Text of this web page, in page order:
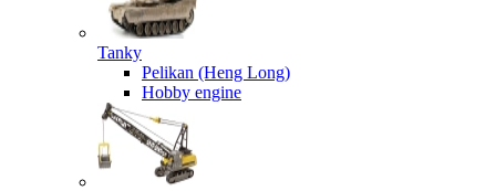
Tanky
Pelikan (Heng Long)
Hobby engine